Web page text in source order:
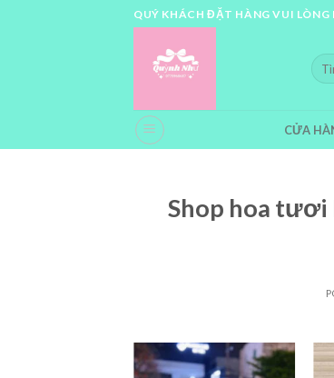
QUÝ KHÁCH ĐẶT HÀNG VUI
Tìm
kiếm:
CỬA
Shop hoa tươi